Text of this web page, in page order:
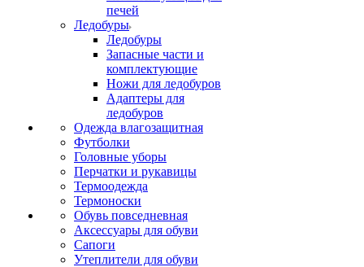
печей
Ледобуры
Ледобуры
Запасные части и
комплектующие
Ножи для ледобуров
Адаптеры для
ледобуров
Одежда влагозащитная
Футболки
Головные уборы
Перчатки и рукавицы
Термоодежда
Термоноски
Обувь повседневная
Аксессуары для обуви
Сапоги
Утеплители для обуви